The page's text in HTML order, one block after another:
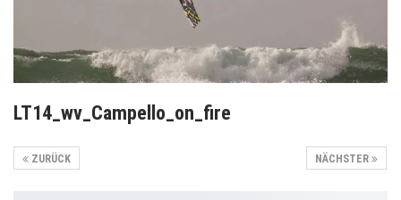
LT14_wv_Campello_on_fire
NÄCHSTER
ZURÜCK